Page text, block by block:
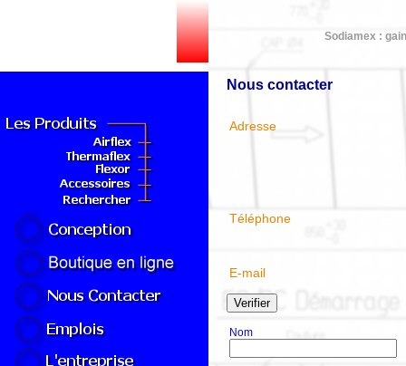
Sodiamex :
Nous contacter
Adresse
Téléphone
E-mail
Verifier
Nom